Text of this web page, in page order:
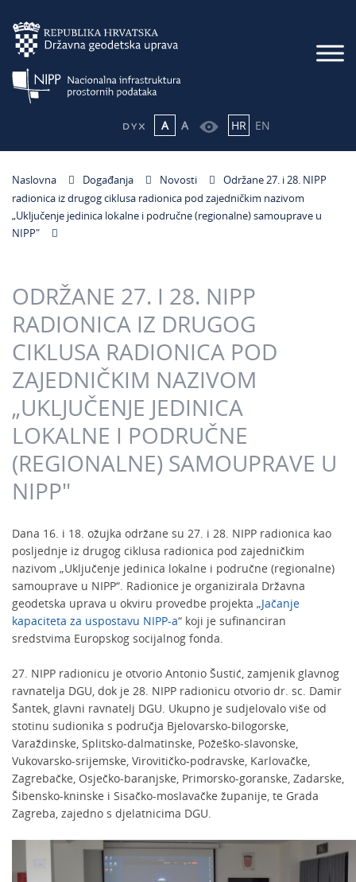
A A HR EN
Naslovna Događanja Novosti
Održane 27. i 28. NIPP
radionica iz drugog ciklusa radionica pod zajedničkim nazivom
„Uključenje jedinica lokalne i područne (regionalne) samouprave u
NIPP"
ODRŽANE 27. I 28. NIPP
RADIONICA IZ DRUGOG
CIKLUSA RADIONICA POD
ZAJEDNIČKIM NAZIVOM
„UKLJUČENJE JEDINICA
LOKALNE I PODRUČNE
(REGIONALNE) SAMOUPRAVE U
NIPP"
Dana 16. i 18. ožujka održane su 27. i 28. NIPP radionica kao
posljednje iz drugog ciklusa radionica pod zajedničkim
nazivom „Uključenje jedinica lokalne i područne (regionalne)
samouprave u NIPP“. Radionice je organizirala Državna
geodetska uprava u okviru provedbe projekta „Jačanje
kapaciteta za uspostavu NIPP-a“ koji je sufinanciran
sredstvima Europskog socijalnog fonda.
27. NIPP radionicu je otvorio Antonio Šustić, zamjenik glavnog
ravnatelja DGU, dok je 28. NIPP radionicu otvorio dr. sc. Damir
Šantek, glavni ravnatelj DGU. Ukupno je sudjelovalo više od
stotinu sudionika s područja Bjelovarsko-bilogorske,
Varaždinske, Splitsko-dalmatinske, Požeško-slavonske,
Vukovarsko-srijemske, Virovitičko-podravske, Karlovačke,
Zagrebačke, Osječko-baranjske, Primorsko-goranske, Zadarske,
Šibensko-kninske i Sisačko-moslavačke županije, te Grada
Zagreba, zajedno s djelatnicima DGU.